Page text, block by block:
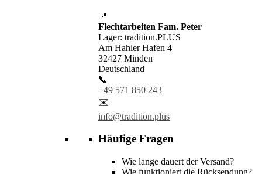
📍
Flechtarbeiten Fam. Peter
Lager: tradition.PLUS
Am Hahler Hafen 4
32427 Minden
Deutschland
📞
+49 571 850 243
✉️
info@tradition.plus
Häufige Fragen
Wie lange dauert der Versand?
Wie funktioniert die Rücksendung?